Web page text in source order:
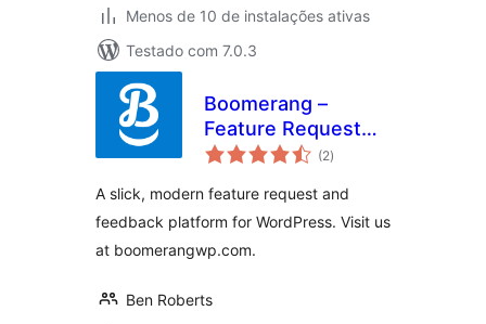
Menos de 10 de instalações ativas
Testado com 7.0.3
Boomerang –
Feature Request
Platform
(2total
de
)
A slick, modern feature request and
feedback platform for WordPress. Visit us
at boomerangwp.com.
Ben Roberts